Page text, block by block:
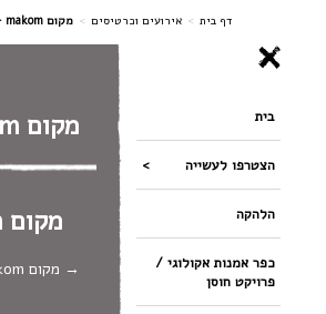
דף בית > אירועים וכרטיסים > מקום makom – בכורה
בית
הצטרפו לעשייה
הלהקה
כפר אמנות אקולוגי /
פרויקט חוסן
מקום makom – בכורה
מקום makom – בכורה
מקום makom – חשיפה בנלאומית